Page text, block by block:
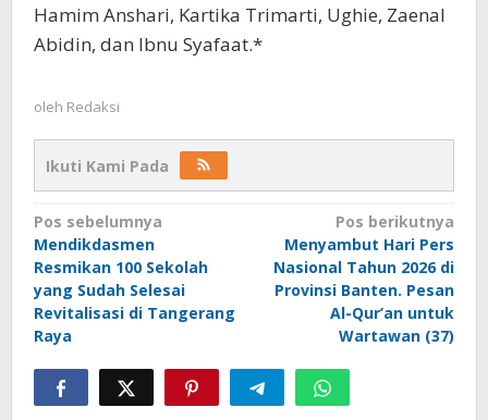
Hamim Anshari, Kartika Trimarti, Ughie, Zaenal
Abidin, dan Ibnu Syafaat.*
oleh Redaksi
Ikuti Kami Pada
Navigasi
pos
Pos sebelumnya
Mendikdasmen
Resmikan 100 Sekolah
yang Sudah Selesai
Revitalisasi di Tangerang
Raya
Pos berikutnya
Menyambut Hari Pers
Nasional Tahun 2026 di
Provinsi Banten. Pesan
Al-Qur’an untuk
Wartawan (37)